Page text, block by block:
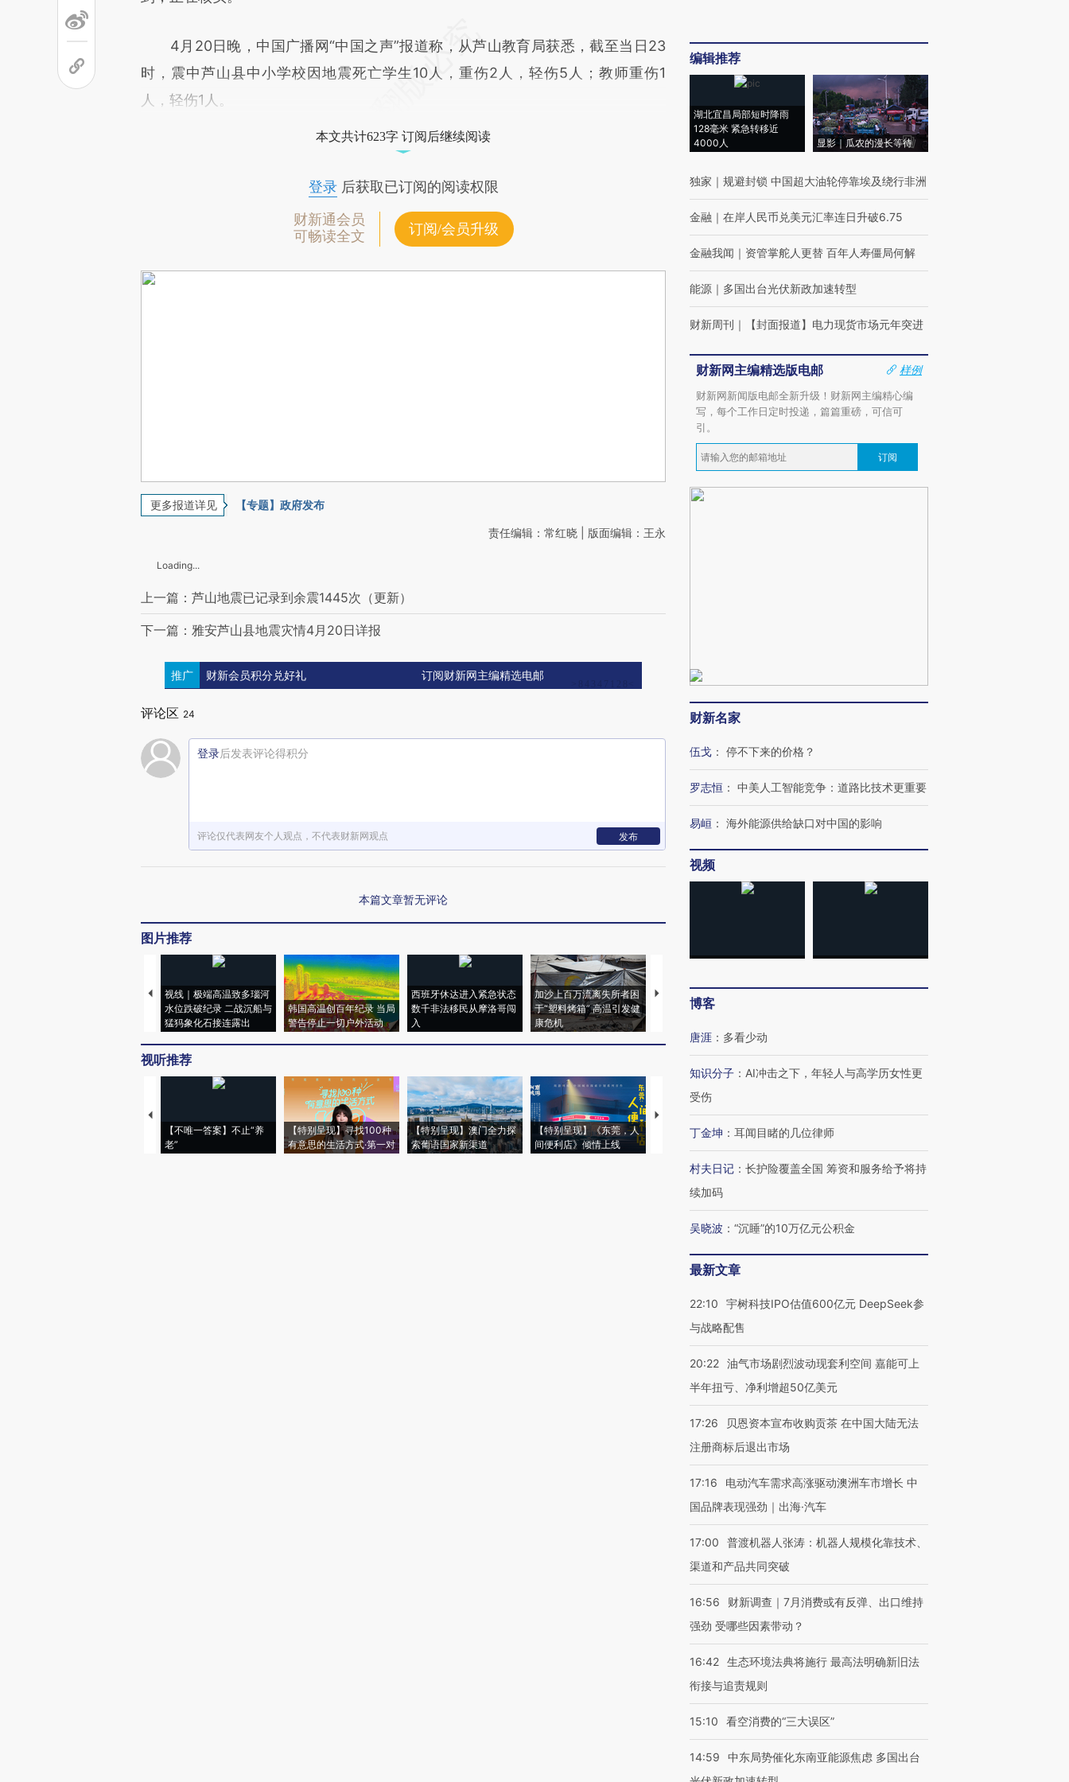
4月20日晚，中国广播网“中国之声”报道称，从芦山教育局获悉，截至当日23
时，震中芦山县中小学校因地震死亡学生10人，重伤2人，轻伤5人；教师重伤1
人，轻伤1人。
本文共计623字 订阅后继续阅读
登录后获取已订阅的阅读权限
财新通会员
可畅读全文
订阅/会员升级
更多报道详见 【专题】政府发布
责任编辑：常红晓 | 版面编辑：王永
Loading...
上一篇：芦山地震已记录到余震1445次（更新）
下一篇：雅安芦山县地震灾情4月20日详报
推广 财新会员积分兑好礼 订阅财新网主编精选电邮
评论区 24
登录后发表评论得积分
评论仅代表网友个人观点，不代表财新网观点 发布
本篇文章暂无评论
图片推荐
视线｜极端高温致多瑙河
水位跌破纪录 二战沉船与
猛犸象化石接连露出
韩国高温创百年纪录 当局
警告停止一切户外活动
西班牙休达进入紧急状态
数千非法移民从摩洛哥闯
入
加沙上百万流离失所者困
于“塑料烤箱” 高温引发健
康危机
视线｜HYROX的吸金
术：是什么让中产们甘
视听推荐
【不唯一答案】不止“养
老”
【特别呈现】寻找100种
有意思的生活方式·第一对
【特别呈现】澳门全力探
索葡语国家新渠道
【特别呈现】《东莞，人
间便利店》倾情上线
【推广】走进第四届链博
会，让数智科技“链”接产
【特别呈现】寻找100种
【商旅对话】华住集团
编辑推荐
湖北宜昌局部短时降雨
128毫米 紧急转移近
4000人
显影｜瓜农的漫长等待
独家 ｜ 规避封锁 中国超大油轮停靠埃及绕行非洲
金融 ｜ 在岸人民币兑美元汇率连日升破6.75
金融我闻 ｜ 资管掌舵人更替 百年人寿僵局何解
能源 ｜ 多国出台光伏新政加速转型
财新周刊 ｜ 【封面报道】电力现货市场元年突进
财新网主编精选版电邮
样例
财新网新闻版电邮全新升级！财新网主编精心编
写，每个工作日定时投递，篇篇重磅，可信可
引。
订阅
财新名家
伍戈 ： 停不下来的价格？
罗志恒 ： 中美人工智能竞争：道路比技术更重要
易峘 ： 海外能源供给缺口对中国的影响
视频
博客
唐涯 ： 多看少动
知识分子 ： AI冲击之下，年轻人与高学历女性更
受伤
丁金坤 ： 耳闻目睹的几位律师
村夫日记 ： 长护险覆盖全国 筹资和服务给予将持
续加码
吴晓波 ： “沉睡”的10万亿元公积金
最新文章
22:10
宇树科技IPO估值600亿元 DeepSeek参
与战略配售
20:22 油气市场剧烈波动现套利空间 嘉能可上
半年扭亏、净利增超50亿美元
17:26
贝恩资本宣布收购贡茶 在中国大陆无法
注册商标后退出市场
17:16
电动汽车需求高涨驱动澳洲车市增长 中
国品牌表现强劲｜出海·汽车
17:00
普渡机器人张涛：机器人规模化靠技术、
渠道和产品共同突破
16:56
财新调查｜7月消费或有反弹、出口维持
强劲 受哪些因素带动？
16:42 生态环境法典将施行 最高法明确新旧法
衔接与追责规则
15:10 看空消费的“三大误区”
14:59
中东局势催化东南亚能源焦虑 多国出台